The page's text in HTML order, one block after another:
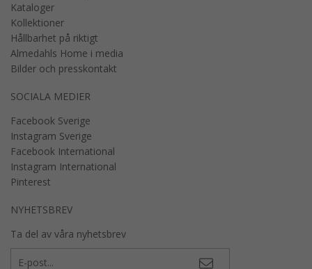
Kataloger
Kollektioner
Hållbarhet på riktigt
Almedahls Home i media
Bilder och presskontakt
SOCIALA MEDIER
Facebook Sverige
Instagram Sverige
Facebook International
Instagram International
Pinterest
NYHETSBREV
Ta del av våra nyhetsbrev